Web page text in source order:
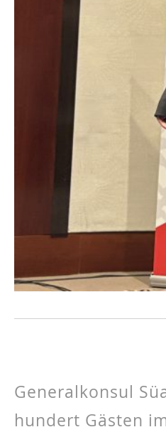
Generalkonsul
hundert Gästen